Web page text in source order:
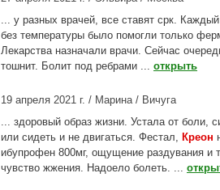
... у разных врачей, все ставят срк.
без температуры было помогли только
Лекарства назначали врачи. Сейчас
тошнит. Болит под ребрами ... открыть
19 апреля 2021 г. / Марина / Вичуга
... здоровый образ жизни. Устала от боли,
или сидеть и не двигаться. Фестал, Креон
ибупрофен 800мг, ощущение раздувания и
чувство жжения. Надоело болеть. ...